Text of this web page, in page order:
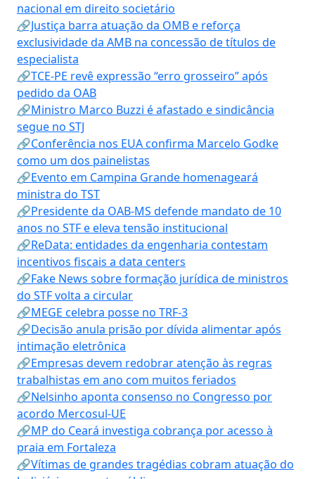
nacional em direito societário
🔗Justiça barra atuação da OMB e reforça
exclusividade da AMB na concessão de títulos de
especialista
🔗TCE-PE revê expressão “erro grosseiro” após
pedido da OAB
🔗Ministro Marco Buzzi é afastado e sindicância
segue no STJ
🔗Conferência nos EUA confirma Marcelo Godke
como um dos painelistas
🔗Evento em Campina Grande homenageará
ministra do TST
🔗Presidente da OAB-MS defende mandato de 10
anos no STF e eleva tensão institucional
🔗ReData: entidades da engenharia contestam
incentivos fiscais a data centers
🔗Fake News sobre formação jurídica de ministros
do STF volta a circular
🔗MEGE celebra posse no TRF-3
🔗Decisão anula prisão por dívida alimentar após
intimação eletrônica
🔗Empresas devem redobrar atenção às regras
trabalhistas em ano com muitos feriados
🔗Nelsinho aponta consenso no Congresso por
acordo Mercosul-UE
🔗MP do Ceará investiga cobrança por acesso à
praia em Fortaleza
🔗Vítimas de grandes tragédias cobram atuação do